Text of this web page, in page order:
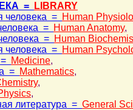
=
LIBRARY
человека = Human
= Human Anatomy,
= Human
человека = Human
Medicine,
= Mathematics,
,
,
литература = General